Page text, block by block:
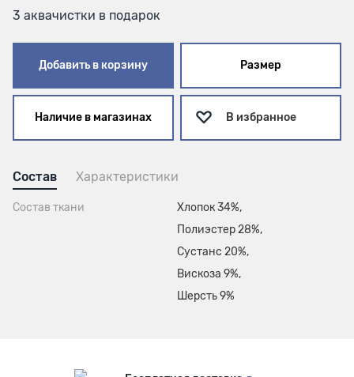
3 аквачистки в подарок
Добавить в корзину Размер
Наличие в магазинах В избранное
Состав Характеристики
Состав ткани
Хлопок 34%,
Полиэстер 28%,
Сустанс 20%,
Вискоза 9%,
Шерсть 9%